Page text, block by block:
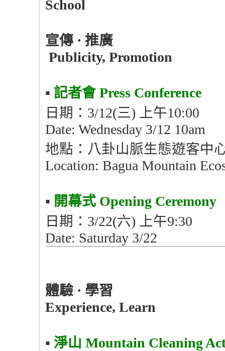
School
宣傳 · 推廣
Publicity, Promotion
▪︎ 記者會Press Conference
日期：3/12(三) 上午10:00
Date: Wednesday 3/12 10am
地點：八卦山脈生態遊客中
Location: Bagua Mountain
▪︎ 開幕式 Opening Ceremony
日期：3/22(六) 上午9:30
Date: Saturday 3/22
體驗 · 學習
Experience, Learn
▪︎ 淨山 Mountain Cleaning